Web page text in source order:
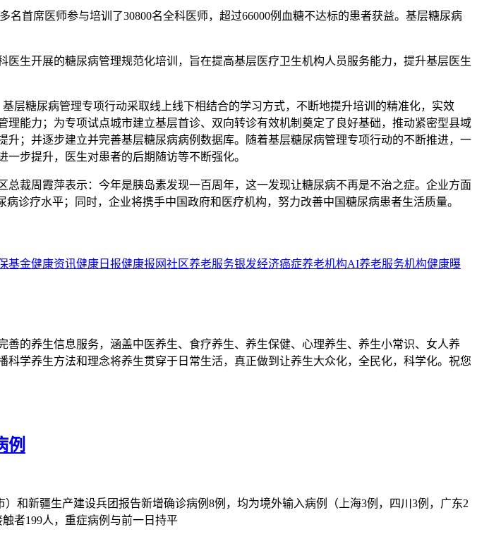
名首席医师参与培训了30800名全科医师，超过66000例血糖不达标的患者获益。基层糖尿病
生开展的糖尿病管理规范化培训，旨在提高基层医疗卫生机构人员服务能力，提升基层医生
层糖尿病管理专项行动采取线上线下相结合的学习方式，不断地提升培训的精准化，实效
能力；为专项试点城市建立基层首诊、双向转诊有效机制奠定了良好基础，推动紧密型县域
；并逐步建立并完善基层糖尿病病例数据库。随着基层糖尿病管理专项行动的不断推进，一
步提升，医生对患者的后期随访等不断强化。
裁周霞萍表示：今年是胰岛素发现一百周年，这一发现让糖尿病不再是不治之症。企业方面
诊疗水平；同时，企业将携手中国政府和医疗机构，努力改善中国糖尿病患者生活质量。
基金健康资讯健康日报健康报网社区养老服务银发经济癌症养老机构AI养老服务机构健康曝
的养生信息服务，涵盖中医养生、食疗养生、养生保健、心理养生、养生小常识、女人养
学养生方法和理念将养生贯穿于日常生活，真正做到让养生大众化，全民化，科学化。祝您
例
和新疆生产建设兵团报告新增确诊病例8例，均为境外输入病例（上海3例，四川3例，广东2
者199人，重症病例与前一日持平